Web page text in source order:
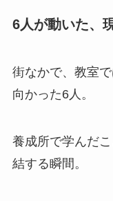
6人が動いた、
街なかで、教室
向かった6人。
養成所で学んだ
結する瞬間。